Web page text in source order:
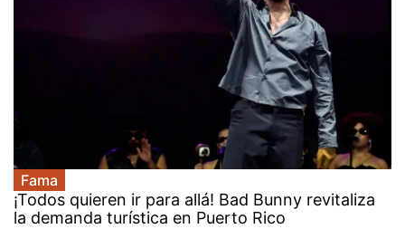
Fama
¡Todos quieren ir para allá! Bad Bunny revitaliza
la demanda turística en Puerto Rico